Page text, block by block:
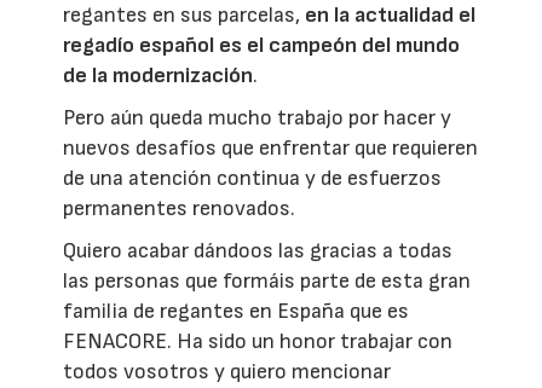
regantes en sus parcelas, en la actualidad el
regadío español es el campeón del mundo
de la modernización.
Pero aún queda mucho trabajo por hacer y
nuevos desafíos que enfrentar que requieren
de una atención continua y de esfuerzos
permanentes renovados.
Quiero acabar dándoos las gracias a todas
las personas que formáis parte de esta gran
familia de regantes en España que es
FENACORE. Ha sido un honor trabajar con
todos vosotros y quiero mencionar